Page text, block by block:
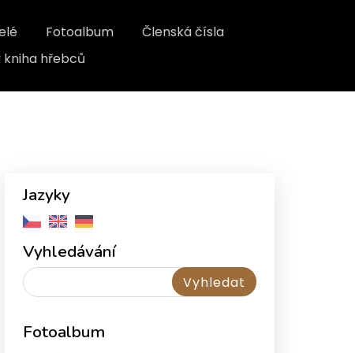
Fotoalbum
Členská čísla
kniha hřebců
Jazyky
Vyhledávání
Fotoalbum